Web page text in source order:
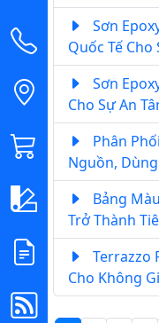
Sơn
Quốc Tế
Sơn
Cho Sự An
Phân
Nguồn,
Bảng
Trở Thành
Terrazzo
Cho Không